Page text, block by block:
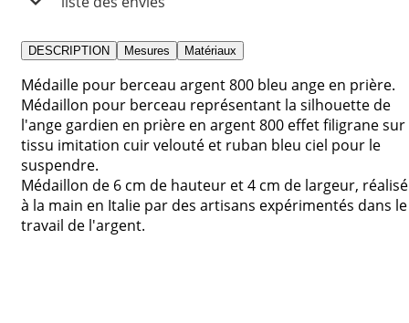
DESCRIPTION Mesures Matériaux
Médaille pour berceau argent 800 bleu ange en prière.
Médaillon pour berceau représentant la silhouette de
l'ange gardien en prière en argent 800 effet filigrane sur
tissu imitation cuir velouté et ruban bleu ciel pour le
suspendre.
Médaillon de 6 cm de hauteur et 4 cm de largeur, réalisé
à la main en Italie par des artisans expérimentés dans le
travail de l'argent.